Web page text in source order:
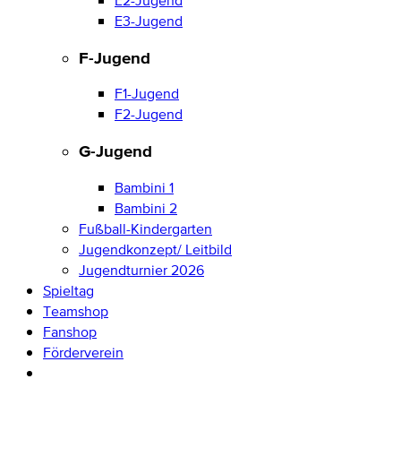
E3-Jugend
F-Jugend
F1-Jugend
F2-Jugend
G-Jugend
Bambini 1
Bambini 2
Fußball-Kindergarten
Jugendkonzept/ Leitbild
Jugendturnier 2026
Spieltag
Teamshop
Fanshop
Förderverein